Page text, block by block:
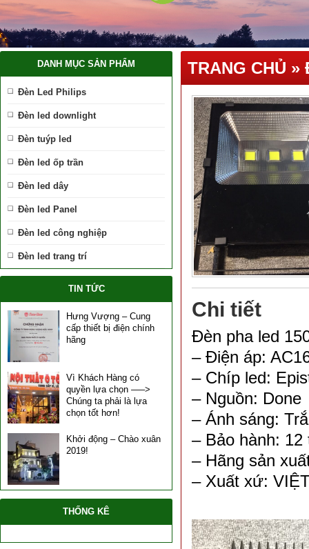
DANH MỤC SẢN PHẨM
Đèn Led Philips
Đèn led downlight
Đèn tuýp led
Đèn led ốp trần
Đèn led dây
Đèn led Panel
Đèn led công nghiệp
Đèn led trang trí
TIN TỨC
Hưng Vượng – Cung
cấp thiết bị điện chính
hãng
Vì Khách Hàng có
quyền lựa chọn —–>
Chúng ta phải là lựa
chọn tốt hơn!
Khởi động – Chào xuân
2019!
THỐNG KÊ
TRANG CHỦ »
Chi tiết
Đèn pha led
– Điện áp:
– Chíp led:
– Nguồn: Done
– Ánh sáng:
– Bảo hành: 12
– Hãng sản
– Xuất xứ: